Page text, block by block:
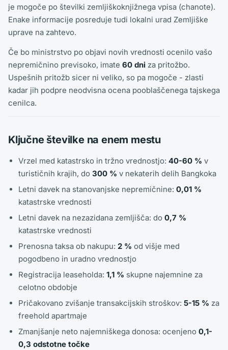
je mogoče po številki zemljiškoknjižnega vpisa (chanote).
Enake informacije posreduje tudi lokalni urad Zemljiške
uprave na zahtevo.
Če bo ministrstvo po objavi novih vrednosti ocenilo vašo
nepremičnino previsoko, imate 60 dni za pritožbo.
Uspešnih pritožb sicer ni veliko, so pa mogoče - zlasti
kadar jih podpre neodvisna ocena pooblaščenega tajskega
cenilca.
Ključne številke na enem mestu
Vrzel med katastrsko in tržno vrednostjo: 40-60 % v
turističnih krajih, do 300 % v nekaterih delih Bangkoka
Letni davek na stanovanjske nepremičnine: 0,01 %
katastrske vrednosti
Letni davek na nezazidana zemljišča: do 0,7 %
katastrske vrednosti
Prenosna taksa ob nakupu: 2 % od višje med
pogodbeno in uradno vrednostjo
Registracija leaseholda: 1,1 % skupne najemnine za
celotno obdobje
Pričakovano zvišanje transakcijskih stroškov: 5-15 % za
freehold apartmaje
Zmanjšanje neto najemniškega donosa: ocenjeno 0,1-
0,3 odstotne točke